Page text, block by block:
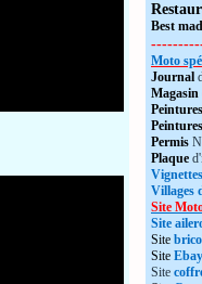
Best
Moto
Journal
Magasin
Peintures
Permis
Plaque
Vignettes
Villages
Site
Site
Site
Site
Site